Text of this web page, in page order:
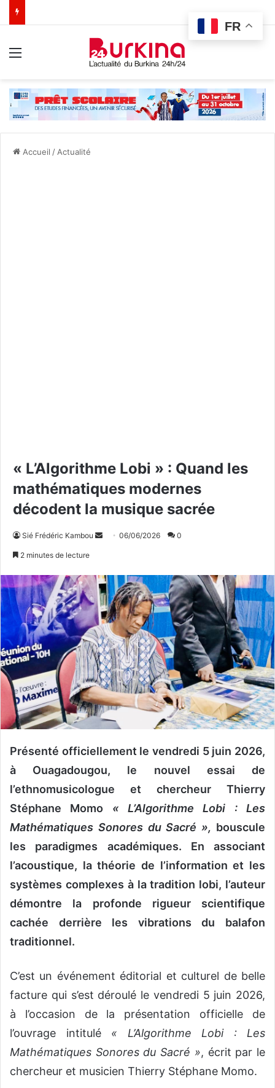
Accueil / Actualité
« L’Algorithme Lobi » : Quand les
mathématiques modernes
décodent la musique sacrée
Sié Frédéric Kambou
o
y
e
r
u
n
c
o
u
r
e
l
06/06/2026 0
2 minutes de lecture
Présenté officiellement le vendredi 5 juin 2026,
à Ouagadougou, le nouvel essai de
l’ethnomusicologue et chercheur Thierry
Stéphane Momo « L’Algorithme Lobi : Les
Mathématiques Sonores du Sacré », bouscule
les paradigmes académiques. En associant
l’acoustique, la théorie de l’information et les
systèmes complexes à la tradition lobi, l’auteur
démontre la profonde rigueur scientifique
cachée derrière les vibrations du balafon
traditionnel.
C’est un événement éditorial et culturel de belle
facture qui s’est déroulé le vendredi 5 juin 2026,
à l’occasion de la présentation officielle de
l’ouvrage intitulé « L’Algorithme Lobi : Les
Mathématiques Sonores du Sacré », écrit par le
chercheur et musicien Thierry Stéphane Momo.
FR